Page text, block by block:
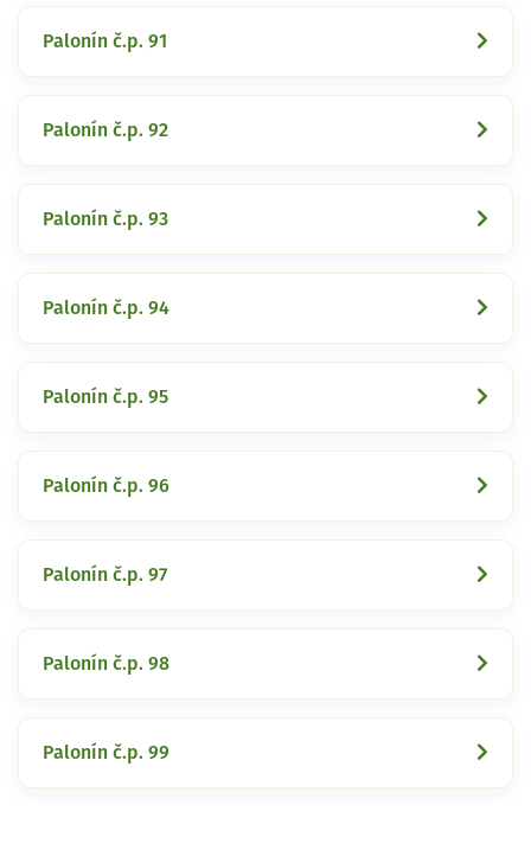
Palonín č.p. 91
Palonín č.p. 92
Palonín č.p. 93
Palonín č.p. 94
Palonín č.p. 95
Palonín č.p. 96
Palonín č.p. 97
Palonín č.p. 98
Palonín č.p. 99